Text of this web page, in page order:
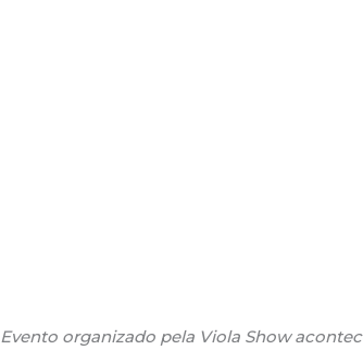
Evento organizado pela Viola Show